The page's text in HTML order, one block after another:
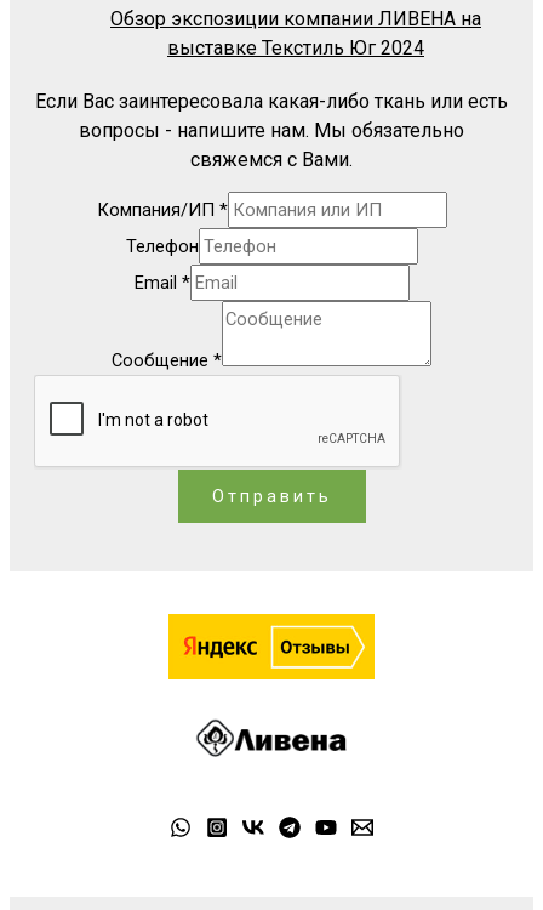
Обзор экспозиции компании ЛИВЕНА на
выставке Текстиль Юг 2024
Если Вас заинтересовала какая-либо ткань или есть
вопросы - напишите нам. Мы обязательно
свяжемся с Вами.
Компания/ИП *
Телефон
Email *
Сообщение *
Отправить